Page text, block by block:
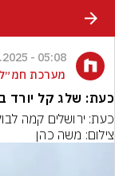
05:08 - 24.02.2025
מערכת חמ״ל
כעת: שלג קל יורד
כעת: ירושלים קמה
צילום: משה כהן